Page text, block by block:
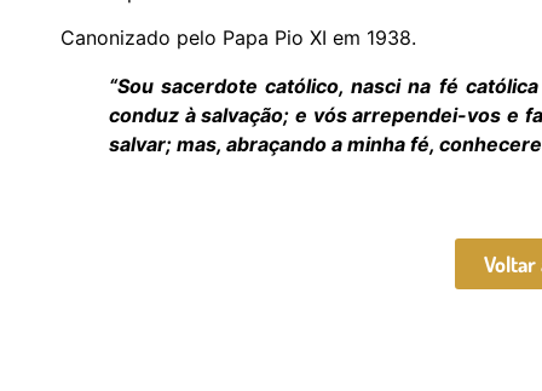
Canonizado pelo Papa Pio XI em 1938.
“Sou sacerdote católico, nasci na fé
conduz à salvação; e vós arrependei-vos e
salvar; mas, abraçando a minha fé,
Voltar